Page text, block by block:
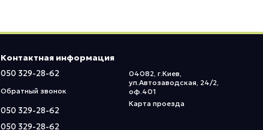
Контактная информация
050 329-28-62
Обратный звонок
050 329-28-62
050 329-28-62
04082, г.Киев,
ул.Автозаводская, 24/2,
оф.401
Карта проезда